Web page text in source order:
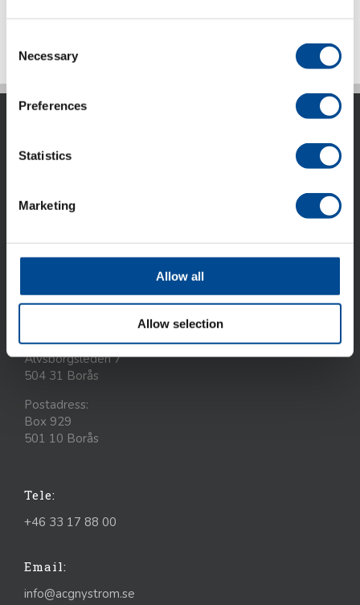
Selection
Necessary
Preferences
Statistics
Marketing
Allow all
Allow selection
ACG Nyström AB är idag ett internationellt företag som
till den tillverkande industrin. ACG Nyström har idag 6
dotterbolag, verksamma i Finland, Danmark, Baltikum,
Besöks- och leveransadresser:
Älvsborgsleden 7
504 31 Borås
Postadress:
Box 929
501 10 Borås
Tele:
+46 33 17 88 00
Email:
info@acgnystrom.se